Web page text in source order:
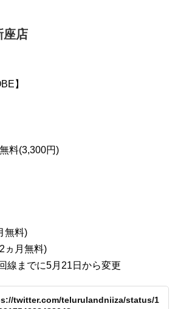
座店
】
料(3,300円)
無料)
ヵ月無料)
線までに5月21日から変更
twitter.com/telurulandniiza/status/1